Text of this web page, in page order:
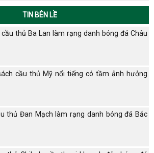
TIN BÊN LỀ
cầu thủ Ba Lan làm rạng danh bóng đá Châu
cầu thủ Mỹ nổi tiếng có tầm ảnh hưởng
thủ Đan Mạch làm rạng danh bóng đá Bắc